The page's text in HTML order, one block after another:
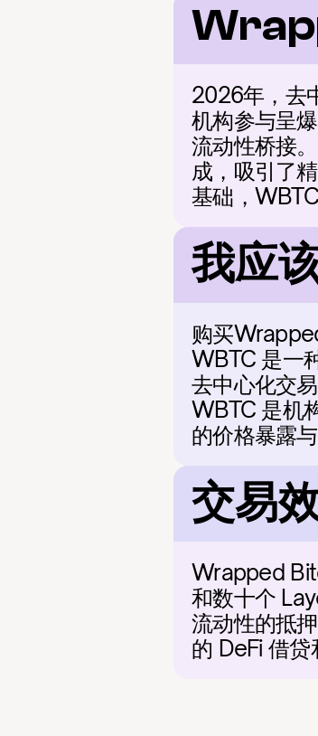
2026年，去
机构参与呈
流动性桥接
成，吸引了
基础，
我应
购买
WBTC 是一
去中心化交
WBTC 是机
的价格暴露
交易
Wrapped
和数十个
流动性的抵
的 DeFi 借贷